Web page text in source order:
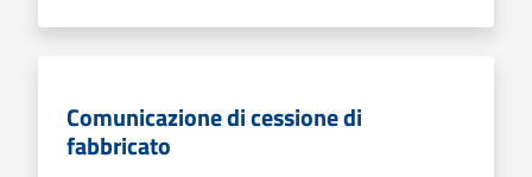
Comunicazione di cessione di
fabbricato